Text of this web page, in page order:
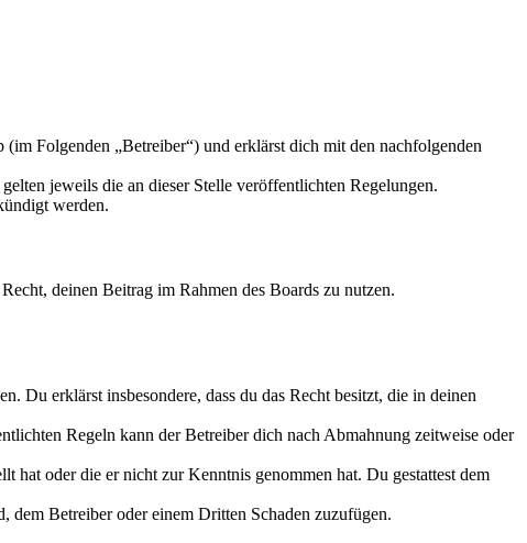
Folgenden „Betreiber“) und erklärst dich mit den nachfolgenden
jeweils die an dieser Stelle veröffentlichten Regelungen.
werden.
deinen Beitrag im Rahmen des Boards zu nutzen.
Du erklärst insbesondere, dass du das Recht besitzt, die in deinen
Regeln kann der Betreiber dich nach Abmahnung zeitweise oder
hat oder die er nicht zur Kenntnis genommen hat. Du gestattest dem
dem Betreiber oder einem Dritten Schaden zuzufügen.